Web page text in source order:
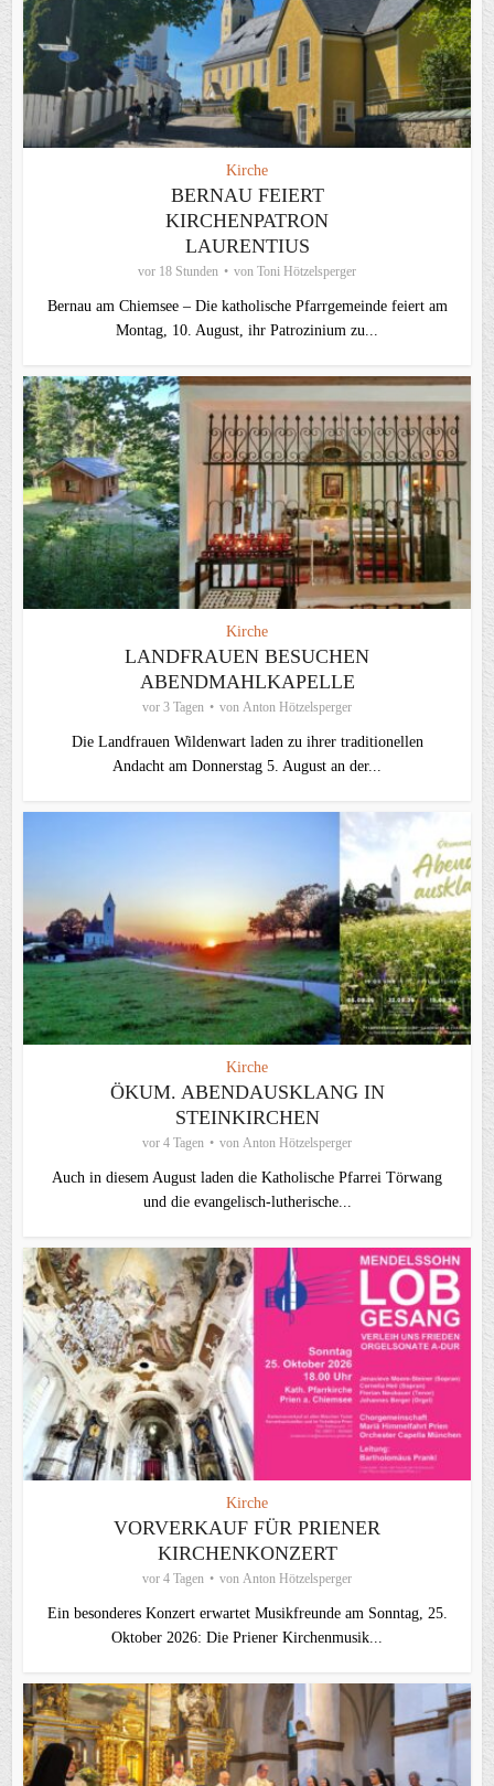
Kirche
BERNAU FEIERT
KIRCHENPATRON
LAURENTIUS
vor 18 Stunden von Toni Hötzelsperger
Bernau am Chiemsee – Die katholische Pfarrgemeinde feiert am
Montag, 10. August, ihr Patrozinium zu...
Kirche
LANDFRAUEN BESUCHEN
ABENDMAHLKAPELLE
vor 3 Tagen von Anton Hötzelsperger
Die Landfrauen Wildenwart laden zu ihrer traditionellen
Andacht am Donnerstag 5. August an der...
Kirche
ÖKUM. ABENDAUSKLANG IN
STEINKIRCHEN
vor 4 Tagen von Anton Hötzelsperger
Auch in diesem August laden die Katholische Pfarrei Törwang
und die evangelisch‑lutherische...
Kirche
VORVERKAUF FÜR PRIENER
KIRCHENKONZERT
vor 4 Tagen von Anton Hötzelsperger
Ein besonderes Konzert erwartet Musikfreunde am Sonntag, 25.
Oktober 2026: Die Priener Kirchenmusik...